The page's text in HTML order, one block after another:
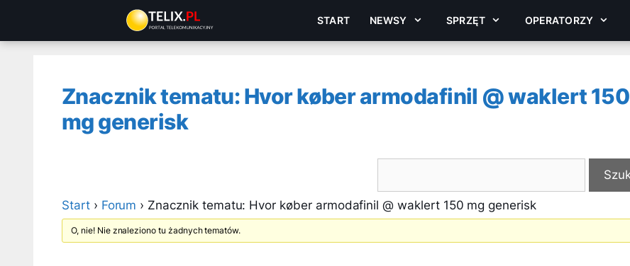
treści
START NEWSY SPRZĘT OPERATORZY
Znacznik tematu: Hvor køber armodafinil @ waklert 150
mg generisk
Start › Forum › Znacznik tematu: Hvor køber armodafinil @ waklert 150 mg generisk
O, nie! Nie znaleziono tu żadnych tematów.